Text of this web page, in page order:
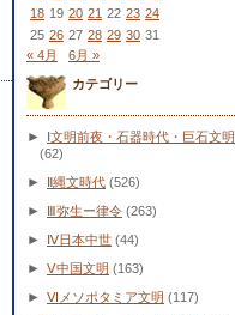
18 19 20 21 22 23 24
25 26 27 28 29 30 31
« 4月
6月 »
カテゴリー
►
Ⅰ文明前夜・石器時代・巨石文明
(62)
► Ⅱ縄文時代 (526)
► Ⅲ弥生ー律令 (263)
► Ⅳ日本中世 (44)
► Ⅴ中国文明 (163)
► Ⅵメソポタミア文明 (117)